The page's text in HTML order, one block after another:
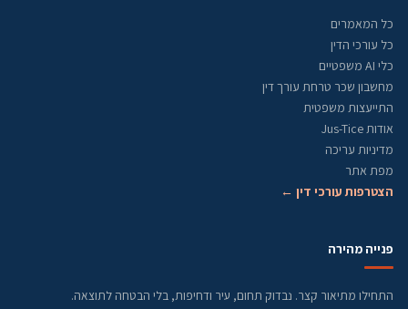
כל המאמרים
כל עורכי הדין
כלי AI משפטיים
מחשבון שכר טרחת עורך דין
התייעצות משפטית
אודות Jus-Tice
מדיניות עריכה
מפת אתר
הצטרפות עורכי דין ←
פנייה מהירה
התחילו מתיאור קצר. נבדוק תחום, עיר ודחיפות, בלי הבטחה לתוצאה.